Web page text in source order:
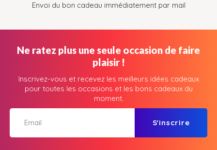
Envoi du bon cadeau immédiatement par mail
Ne ratez plus une seule occasion de faire
plaisir !
Inscrivez-vous et recevez les meilleurs idées cadeaux
pour toutes les occasions et les bons cadeaux du
moment.
S'inscrire